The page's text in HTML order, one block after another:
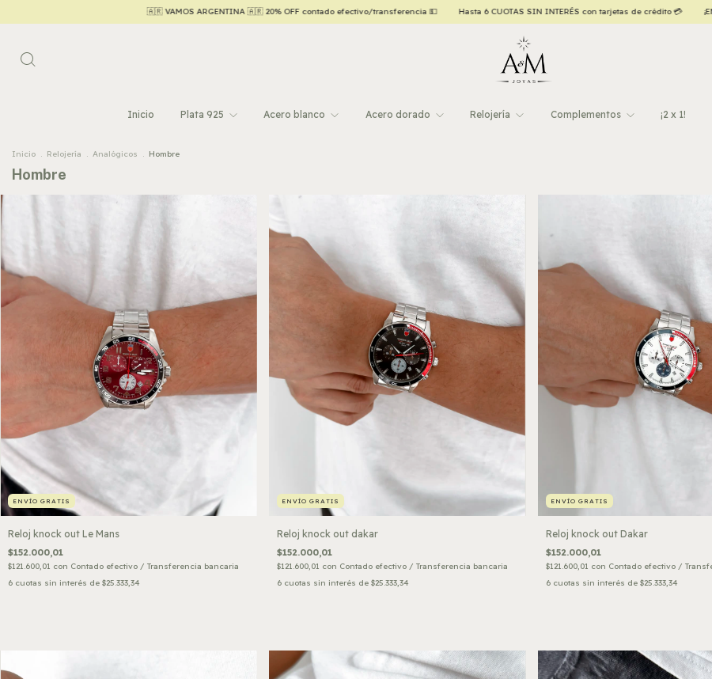
🇦🇷 20% OFF contado efectivo/transferencia 💵 Hasta 6 CUOTAS SIN INTERÉS con tarjetas de crédito 💳 ¡ENVÍO GRATIS a todo el país, a partir de $120.000,00! ✈️
Inicio Plata 925 Acero blanco Acero dorado Relojería Complementos ¡2 x 1!
Inicio . Relojería . Analógicos . Hombre
Hombre
ENVÍO GRATIS
Reloj knock out Le Mans
$152.000,01
$121.600,01 con Contado efectivo / Transferencia bancaria
6 cuotas sin interés de $25.333,34
ENVÍO GRATIS
Reloj knock out dakar
$152.000,01
$121.600,01 con Contado efectivo / Transferencia bancaria
6 cuotas sin interés de $25.333,34
ENVÍO GRATIS
Reloj knock out Dakar
$152.000,01
$121.600,01 con Contado efectivo /
6 cuotas sin interés de $25.333,34